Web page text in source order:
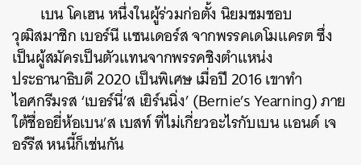
เบน โคเฮน หนึ่งในผู้ร่วมก่อตั้ง นิยมชมชอบ
วุฒิสมาชิก เบอร์นี แซนเดอร์ส จากพรรคเดโมแครต ซึ่ง
เป็นผู้สมัครเป็นตัวแทนจากพรรคชิงตำแหน่ง
ประธานาธิบดี 2020 เป็นพิเศษ เมื่อปี 2016 เขาทำ
ไอศกรีมรส ‘เบอร์นี่’ส เยิร์นนิ่ง’ (Bernie’s Yearning) ภาย
ใต้ชื่ออยี่ห้อเบน’ส เบสท์ ที่ไม่เกี่ยวอะไรกับเบน แอนด์ เจ
อร์รีส หนนี้ก็เช่นกัน